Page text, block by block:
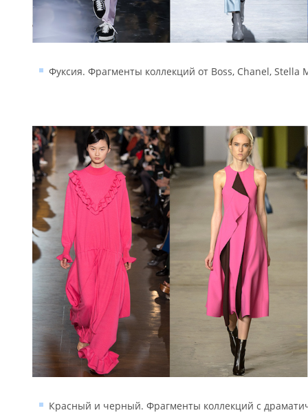
Фуксия. Фрагменты коллекций от Boss, Chanel, Stella
Красный и черный. Фрагменты коллекций с